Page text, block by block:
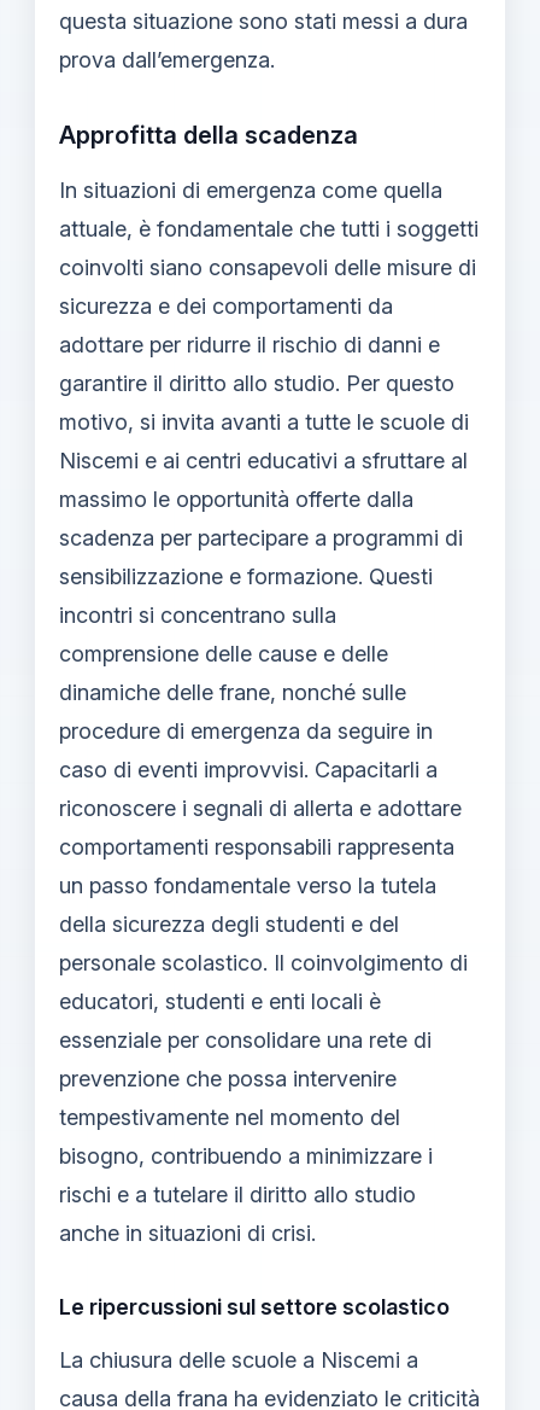
questa situazione sono stati messi a dura
prova dall’emergenza.
Approfitta della scadenza
In situazioni di emergenza come quella
attuale, è fondamentale che tutti i soggetti
coinvolti siano consapevoli delle misure di
sicurezza e dei comportamenti da
adottare per ridurre il rischio di danni e
garantire il diritto allo studio. Per questo
motivo, si invita avanti a tutte le scuole di
Niscemi e ai centri educativi a sfruttare al
massimo le opportunità offerte dalla
scadenza per partecipare a programmi di
sensibilizzazione e formazione. Questi
incontri si concentrano sulla
comprensione delle cause e delle
dinamiche delle frane, nonché sulle
procedure di emergenza da seguire in
caso di eventi improvvisi. Capacitarli a
riconoscere i segnali di allerta e adottare
comportamenti responsabili rappresenta
un passo fondamentale verso la tutela
della sicurezza degli studenti e del
personale scolastico. Il coinvolgimento di
educatori, studenti e enti locali è
essenziale per consolidare una rete di
prevenzione che possa intervenire
tempestivamente nel momento del
bisogno, contribuendo a minimizzare i
rischi e a tutelare il diritto allo studio
anche in situazioni di crisi.
Le ripercussioni sul settore scolastico
La chiusura delle scuole a Niscemi a
causa della frana ha evidenziato le criticità